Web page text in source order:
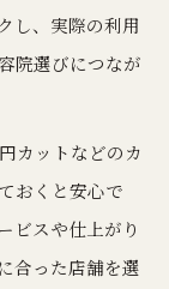
い方法
方
確認ポイント
明
比較ポイント
し、実際の利用
院選びにつなが
カットなどのカ
おくと安心で
ビスや仕上がり
合った店舗を選